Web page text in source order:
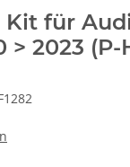
für
> 2023 (P-